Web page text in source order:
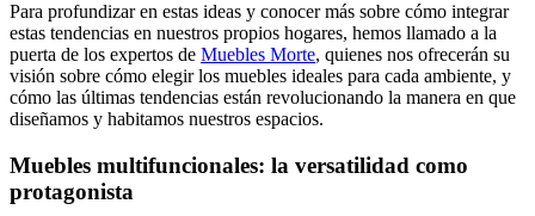
Para profundizar en estas ideas y conocer más sobre cómo integrar
estas tendencias en nuestros propios hogares, hemos llamado a la
puerta de los expertos de Muebles Morte, quienes nos ofrecerán su
visión sobre cómo elegir los muebles ideales para cada ambiente, y
cómo las últimas tendencias están revolucionando la manera en que
diseñamos y habitamos nuestros espacios.
Muebles multifuncionales: la versatilidad como
protagonista